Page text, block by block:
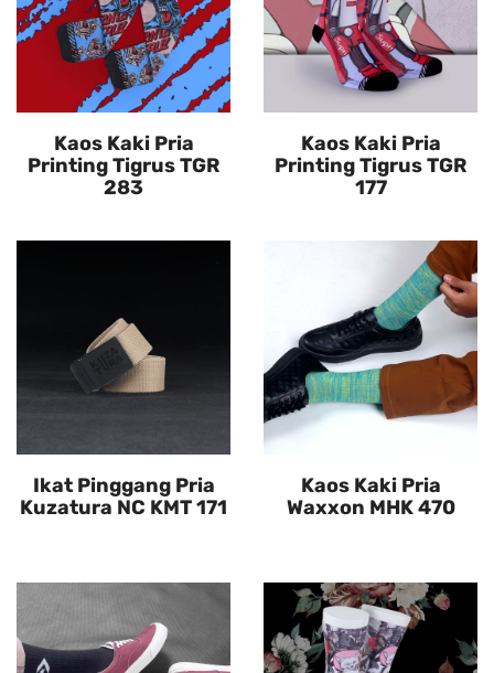
Kaos Kaki Pria
Printing Tigrus TGR
283
Kaos Kaki Pria
Printing Tigrus TGR
177
Ikat Pinggang Pria
Kuzatura NC KMT 171
Kaos Kaki Pria
Waxxon MHK 470